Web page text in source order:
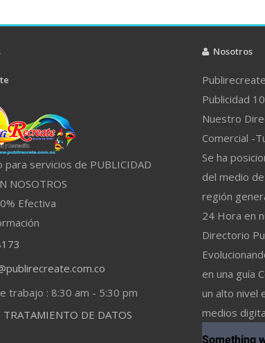
para servicios de PUBLICIDAD
NOSOTROS
Efectiva
trabajo : 8:30 am - 5:30 pm
TRATAMIENTO DE DATOS
Nosotros
Publicidad
Nuestro
Comercial -
Se ha
del medio
región
24 Hora en
Directorio
en una guía
un alto nivel
medios